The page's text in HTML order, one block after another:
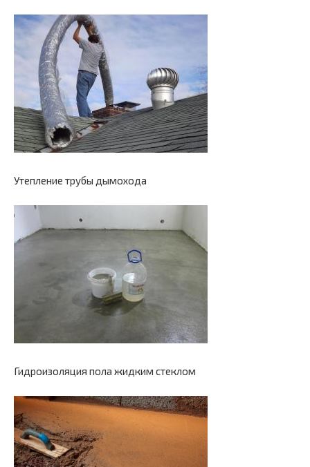
Утепление трубы дымохода
Гидроизоляция пола жидким стеклом